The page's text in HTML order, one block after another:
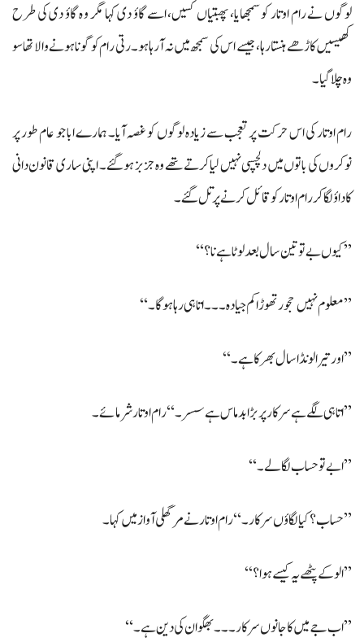
لوگوں نے رام اوتار کو سمجھایا، پھبتیاں کسیں، اسے گاؤ دی کہا مگر و ہ گاؤ دی کی طرح
کھیسیں کاڑھے ہنستا رہا، جیسے اس کی سمجھ میں نہ آرہا ہو۔ رتی رام کو گونا ہونے والا تھا سو
وہ چلا گیا۔
رام اوتار کی اس حرکت پر تعجب سے زیادہ لوگوں کو غصہ آیا۔ ہمارے ابا جو عام طور پر
نوکروں کی باتوں میں دلچسپی نہیں لیا کرتے تھے وہ جزبز ہو گئے۔ اپنی ساری قانون دانی
کا داؤ لگا کر رام اوتار کو قائل کرنے پرتل گئے۔
’’کیوں بے تو تین سال بعد لوٹا ہے نا؟‘‘
’’معلوم نہیں حجور تھوڑا کم جیادہ۔۔۔ اتاہی رہا ہوگا۔‘‘
’’اور تیرا لونڈا سال بھر کا ہے۔‘‘
’’اتاہی لگے ہے سرکار پر بڑا بدماس ہے سسر۔‘‘ رام اوتار شرمائے۔
’’ابے تو حساب لگا لے۔‘‘
’’حساب؟ کیا لگاؤں سرکار۔‘‘ رام اوتار نے مر گھلی آواز میں کہا۔
’’الو کے پٹھے یہ کیسے ہوا؟‘‘
’’اب جے میں کا جانوں سرکار۔۔۔ بھگوان کی دین ہے۔‘‘